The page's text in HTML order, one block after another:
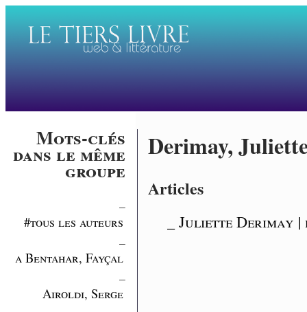
Mots-clés
dans le même
groupe
#tous les auteurs
a Bentahar, Fayçal
Airoldi, Serge
Derimay,
Articles
_ Juliette Derimay